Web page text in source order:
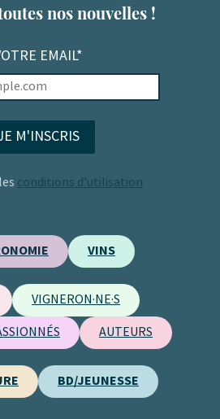
nos nouvelles !
EMAIL*
conditions d'utilisation
VINS
VIGNERON·NE·S
AUTEURS
BD/JEUNESSE